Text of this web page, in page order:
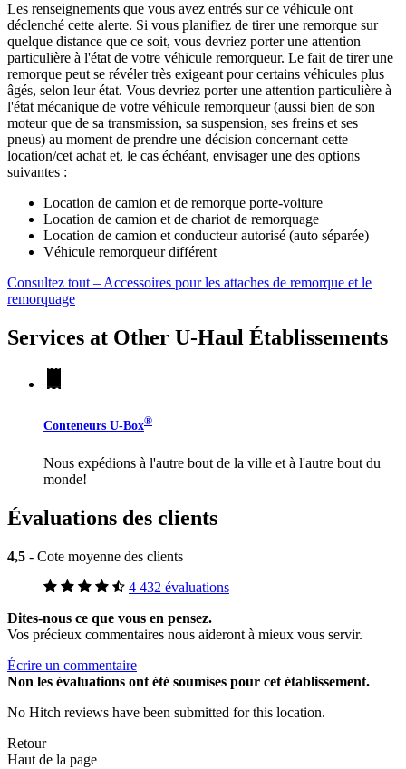
Les renseignements que vous avez entrés sur ce véhicule ont
déclenché cette alerte. Si vous planifiez de tirer une remorque sur
quelque distance que ce soit, vous devriez porter une attention
particulière à l'état de votre véhicule remorqueur. Le fait de tirer une
remorque peut se révéler très exigeant pour certains véhicules plus
âgés, selon leur état. Vous devriez porter une attention particulière à
l'état mécanique de votre véhicule remorqueur (aussi bien de son
moteur que de sa transmission, sa suspension, ses freins et ses
pneus) au moment de prendre une décision concernant cette
location/cet achat et, le cas échéant, envisager une des options
suivantes :
Location de camion et de remorque porte-voiture
Location de camion et de chariot de remorquage
Location de camion et conducteur autorisé (auto séparée)
Véhicule remorqueur différent
Consultez tout – Accessoires pour les attaches de remorque et le
remorquage
Services at Other U-Haul Établissements
Conteneurs U-Box®
Nous expédions à l'autre bout de la ville et à l'autre bout du
monde!
Évaluations des clients
4,5 - Cote moyenne des clients
4 432 évaluations
Dites-nous ce que vous en pensez.
Vos précieux commentaires nous aideront à mieux vous servir.
Écrire un commentaire
Non les évaluations ont été soumises pour cet établissement.
No Hitch reviews have been submitted for this location.
Retour
Haut de la page